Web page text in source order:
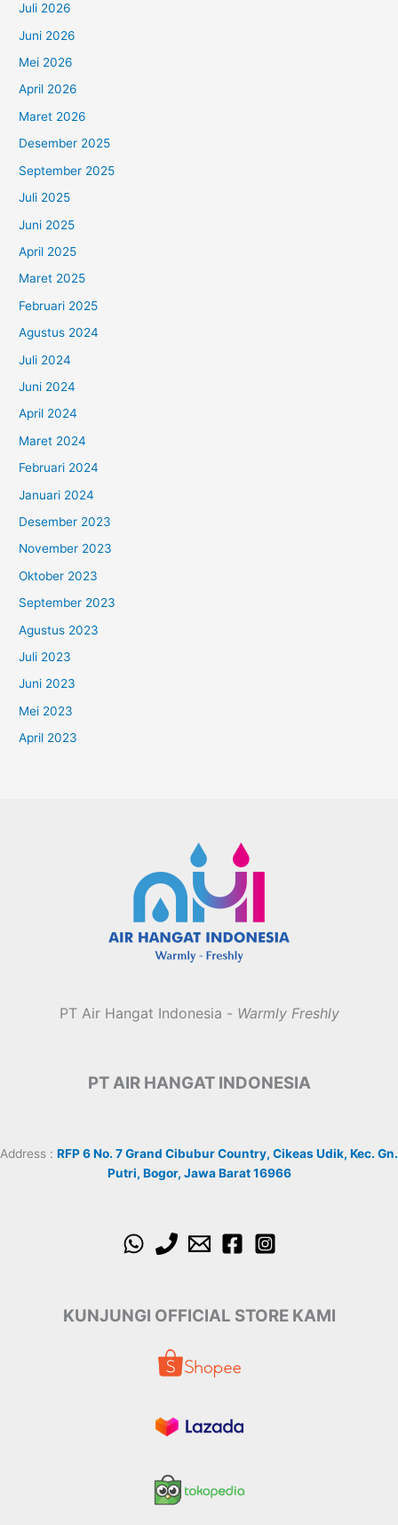
Juli 2026
Juni 2026
Mei 2026
April 2026
Maret 2026
Desember 2025
September 2025
Juli 2025
Juni 2025
April 2025
Maret 2025
Februari 2025
Agustus 2024
Juli 2024
Juni 2024
April 2024
Maret 2024
Februari 2024
Januari 2024
Desember 2023
November 2023
Oktober 2023
September 2023
Agustus 2023
Juli 2023
Juni 2023
Mei 2023
April 2023
PT Air Hangat Indonesia - Warmly Freshly
PT AIR HANGAT INDONESIA
Address : RFP 6 No. 7 Grand Cibubur Country, Cikeas Udik, Kec. Gn.
Putri, Bogor, Jawa Barat 16966
KUNJUNGI OFFICIAL STORE KAMI